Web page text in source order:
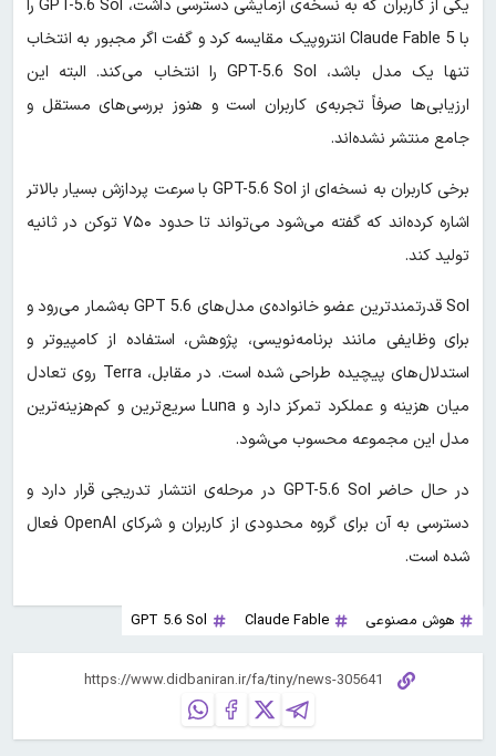
یکی از کاربران که به نسخه‌ی آزمایشی دسترسی داشت، GPT-5.6 Sol را
با Claude Fable 5 انتروپیک مقایسه کرد و گفت اگر مجبور به انتخاب
تنها یک مدل باشد، GPT-5.6 Sol را انتخاب می‌کند. البته این
ارزیابی‌ها صرفاً تجربه‌ی کاربران است و هنوز بررسی‌های مستقل و
جامع منتشر نشده‌اند.
برخی کاربران به نسخه‌ای از GPT-5.6 Sol با سرعت پردازش بسیار بالاتر
اشاره کرده‌اند که گفته می‌شود می‌تواند تا حدود ۷۵۰ توکن در ثانیه
تولید کند.
Sol قدرتمندترین عضو خانواده‌ی مدل‌های GPT 5.6 به‌شمار می‌رود و
برای وظایفی مانند برنامه‌نویسی، پژوهش، استفاده از کامپیوتر و
استدلال‌های پیچیده طراحی شده است. در مقابل، Terra روی تعادل
میان هزینه و عملکرد تمرکز دارد و Luna سریع‌ترین و کم‌هزینه‌ترین
مدل این مجموعه محسوب می‌شود.
در حال حاضر GPT-5.6 Sol در مرحله‌ی انتشار تدریجی قرار دارد و
دسترسی به آن برای گروه محدودی از کاربران و شرکای OpenAI فعال
شده است.
هوش مصنوعی Claude Fable
GPT 5.6 Sol